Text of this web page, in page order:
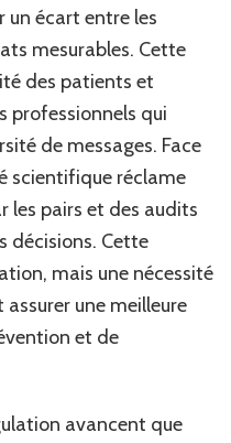
un écart entre les
mesurables. Cette
des patients et
professionnels qui
de messages. Face
scientifique réclame
les pairs et des audits
décisions. Cette
mais une nécessité
une meilleure
et de
avancent que